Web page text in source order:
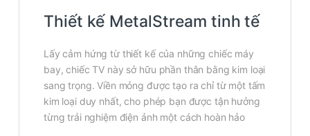
Thiết kế MetalStream tinh tế
Lấy cảm hứng từ thiết kế của những chiếc máy
bay, chiếc TV này sở hữu phần thân bằng kim loại
sang trọng. Viền mỏng được tạo ra chỉ từ một tấm
kim loại duy nhất, cho phép bạn được tận hưởng
từng trải nghiệm điện ảnh một cách hoàn hảo